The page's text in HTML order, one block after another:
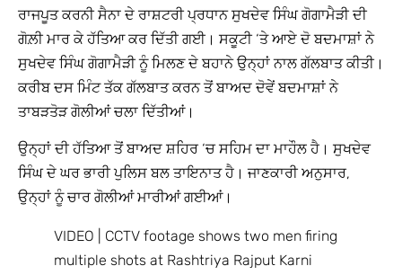
ਰਾਜਪੂਤ ਕਰਨੀ ਸੈਨਾ ਦੇ ਰਾਸ਼ਟਰੀ ਪ੍ਰਧਾਨ ਸੁਖਦੇਵ ਸਿੰਘ ਗੋਗਾਮੈੜੀ ਦੀ
ਗੋਲ਼ੀ ਮਾਰ ਕੇ ਹੱਤਿਆ ਕਰ ਦਿੱਤੀ ਗਈ। ਸਕੂਟੀ ‘ਤੇ ਆਏ ਦੋ ਬਦਮਾਸ਼ਾਂ ਨੇ
ਸੁਖਦੇਵ ਸਿੰਘ ਗੋਗਾਮੈੜੀ ਨੂੰ ਮਿਲਣ ਦੇ ਬਹਾਨੇ ਉਨ੍ਹਾਂ ਨਾਲ ਗੱਲਬਾਤ ਕੀਤੀ।
ਕਰੀਬ ਦਸ ਮਿੰਟ ਤੱਕ ਗੱਲਬਾਤ ਕਰਨ ਤੋਂ ਬਾਅਦ ਦੋਵੇਂ ਬਦਮਾਸ਼ਾਂ ਨੇ
ਤਾਬੜਤੋੜ ਗੋਲੀਆਂ ਚਲਾ ਦਿੱਤੀਆਂ।
ਉਨ੍ਹਾਂ ਦੀ ਹੱਤਿਆ ਤੋਂ ਬਾਅਦ ਸ਼ਹਿਰ ‘ਚ ਸਹਿਮ ਦਾ ਮਾਹੌਲ ਹੈ। ਸੁਖਦੇਵ
ਸਿੰਘ ਦੇ ਘਰ ਭਾਰੀ ਪੁਲਿਸ ਬਲ ਤਾਇਨਾਤ ਹੈ। ਜਾਣਕਾਰੀ ਅਨੁਸਾਰ,
ਉਨ੍ਹਾਂ ਨੂੰ ਚਾਰ ਗੋਲੀਆਂ ਮਾਰੀਆਂ ਗਈਆਂ।
VIDEO | CCTV footage shows two men firing
multiple shots at Rashtriya Rajput Karni